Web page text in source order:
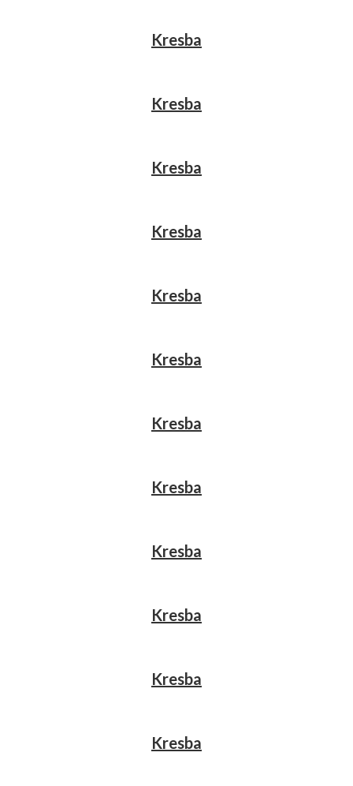
Kresba
Kresba
Kresba
Kresba
Kresba
Kresba
Kresba
Kresba
Kresba
Kresba
Kresba
Kresba